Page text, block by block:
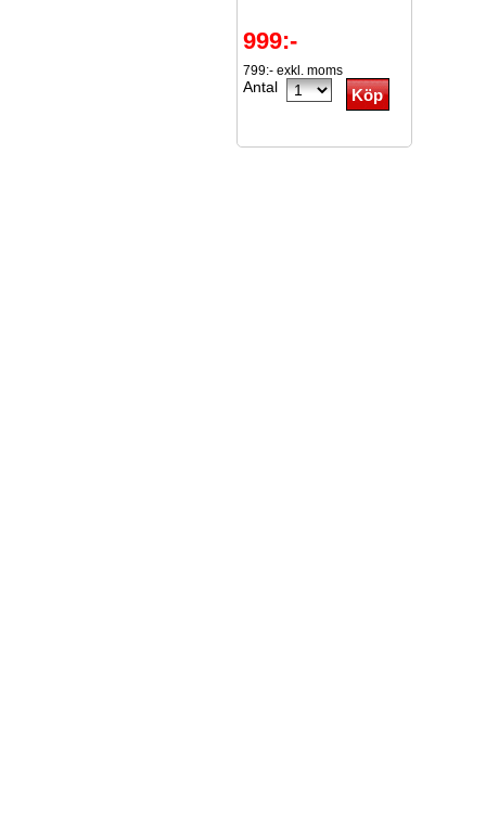
999:-
799:- exkl. moms
Antal